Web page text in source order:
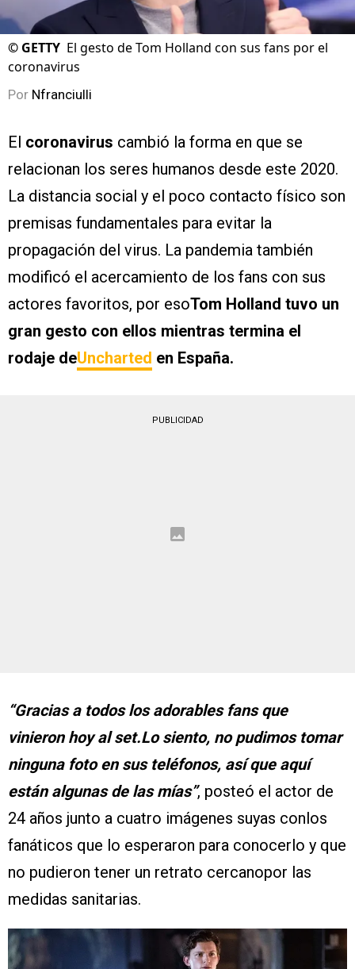
© GETTY El gesto de Tom Holland con sus fans por el
coronavirus
Por Nfranciulli
El coronavirus cambió la forma en que se
relacionan los seres humanos desde este 2020.
La distancia social y el poco contacto físico son
premisas fundamentales para evitar la
propagación del virus. La pandemia también
modificó el acercamiento de los fans con sus
actores favoritos, por esoTom Holland tuvo un
gran gesto con ellos mientras termina el
rodaje deUncharted en España.
PUBLICIDAD
“Gracias a todos los adorables fans que
vinieron hoy al set.Lo siento, no pudimos tomar
ninguna foto en sus teléfonos, así que aquí
están algunas de las mías”, posteó el actor de
24 años junto a cuatro imágenes suyas conlos
fanáticos que lo esperaron para conocerlo y que
no pudieron tener un retrato cercanopor las
medidas sanitarias.